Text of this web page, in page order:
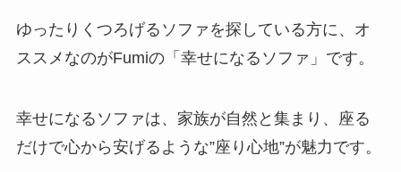
ゆったりくつろげるソファを探している方に、オ
ススメなのがFumiの「幸せになるソファ」です。
幸せになるソファは、家族が自然と集まり、座る
だけで心から安げるような”座り心地”が魅力です。